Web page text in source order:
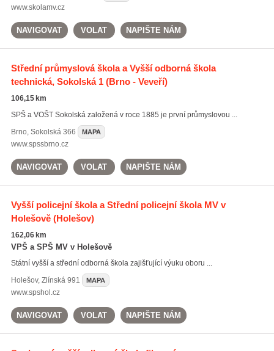
www.skolamv.cz
NAVIGOVAT VOLAT NAPIŠTE NÁM
Střední průmyslová škola a Vyšší odborná škola
technická, Sokolská 1(Brno - Veveří)
106,15 km
SPŠ a VOŠT Sokolská založená v roce 1885 je první průmyslovou ...
Brno, Sokolská 366 MAPA
www.spssbrno.cz
NAVIGOVAT VOLAT NAPIŠTE NÁM
Vyšší policejní škola a Střední policejní škola MV v
Holešově(Holešov)
162,06 km
VPŠ a SPŠ MV v Holešově
Státní vyšší a střední odborná škola zajišťující výuku oboru ...
Holešov, Zlínská 991 MAPA
www.spshol.cz
NAVIGOVAT VOLAT NAPIŠTE NÁM